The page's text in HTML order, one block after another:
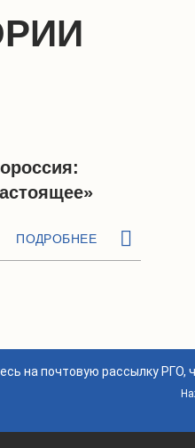
ПОДРОБНЕЕ
на почтовую рассылку РГО,